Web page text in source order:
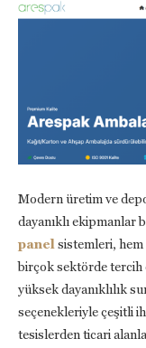
Modern üretim ve
dayanıklı ekipmanlar
panel sistemleri, hem
birçok sektörde tercih
yüksek dayanıklılık
seçenekleriyle çeşitli
tesislerden ticari